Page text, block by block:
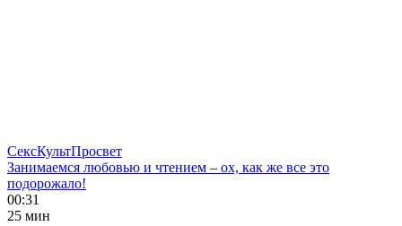
СексКультПросвет
Занимаемся любовью и чтением – ох, как же все это
подорожало!
00:31
25 мин